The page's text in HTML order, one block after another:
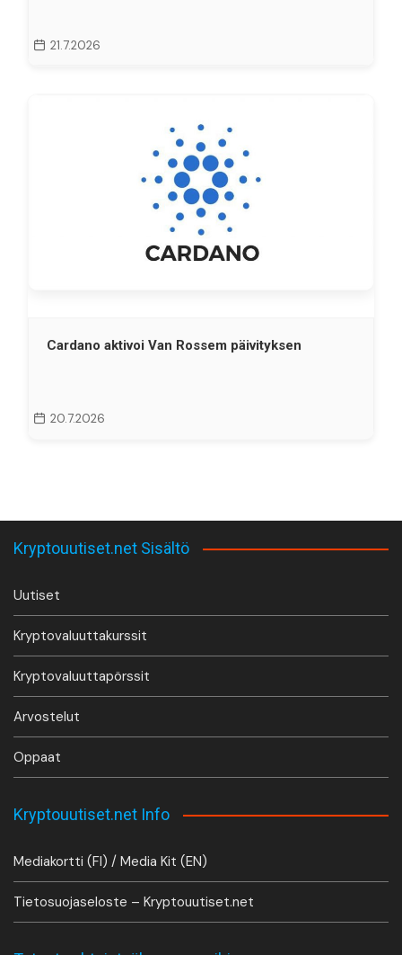
21.7.2026
Cardano aktivoi Van Rossem päivityksen
20.7.2026
Kryptouutiset.net Sisältö
Uutiset
Kryptovaluuttakurssit
Kryptovaluuttapörssit
Arvostelut
Oppaat
Kryptouutiset.net Info
Mediakortti (FI) / Media Kit (EN)
Tietosuojaseloste – Kryptouutiset.net